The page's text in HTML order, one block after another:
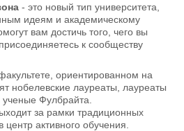
- это новый тип университета,
идеям и академическому
вам достичь того, чего вы
к сообществу
ориентированном на
нобелевские лауреаты, лауреаты
Фулбрайта.
за рамки традиционных
активного обучения.